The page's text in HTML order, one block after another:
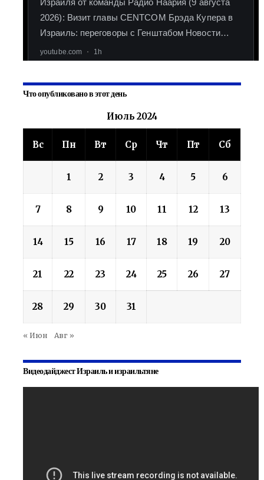
Что опубликовано в этот день
Июль 2024
Вс Пн Вт Ср Чт Пт Сб
1 2 3 4 5 6
7 8 9 10 11 12 13
14 15 16 17 18 19 20
21 22 23 24 25 26 27
28 29 30 31
« Июн Авг »
Видеодайджест Израиль и израильтяне